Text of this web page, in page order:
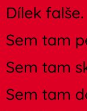
Dílek falše.
Sem tam
Sem tam
Sem tam